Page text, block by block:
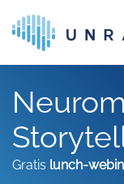
Skip to main
Gratis lunch-